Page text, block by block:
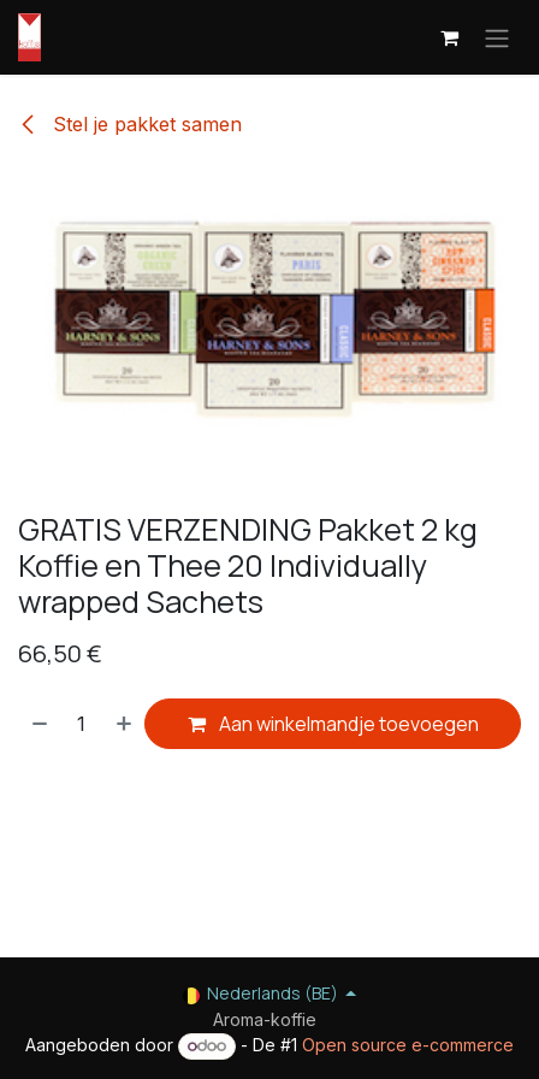
Overslaan naar inhoud
Stel je pakket samen
GRATIS VERZENDING Pakket 2 kg
Koffie en Thee 20 Individually
wrapped Sachets
66,50€
Aan winkelmandje toevoegen
Aroma-koffie
Nederlands (BE)
Aangeboden door - De #1Open source e-commerce